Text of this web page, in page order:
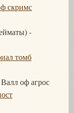
скримс
-
томб
оф агрос